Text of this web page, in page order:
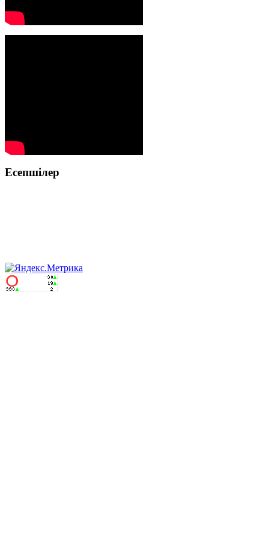
Есепшілер